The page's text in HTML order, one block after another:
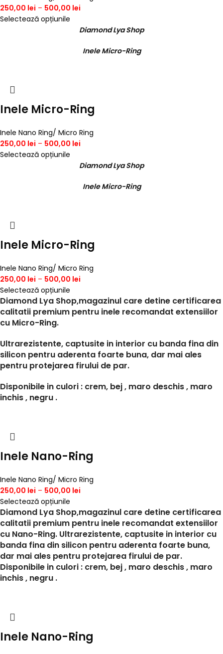
250,00 lei – 500,00 lei
Selectează opțiunile
Diamond Lya Shop
Inele Micro-Ring
Inele Micro-Ring
Inele Nano Ring/ Micro Ring
250,00 lei – 500,00 lei
Selectează opțiunile
Diamond Lya Shop
Inele Micro-Ring
Inele Micro-Ring
Inele Nano Ring/ Micro Ring
250,00 lei – 500,00 lei
Selectează opțiunile
Diamond Lya Shop,magazinul care detine certificarea
calitatii premium pentru inele recomandat extensiilor
cu Micro-Ring.
Ultrarezistente, captusite in interior cu banda fina din
silicon pentru aderenta foarte buna, dar mai ales
pentru protejarea firului de par.
Disponibile in culori : crem, bej , maro deschis , maro
inchis , negru .
Inele Nano-Ring
Inele Nano Ring/ Micro Ring
250,00 lei – 500,00 lei
Selectează opțiunile
Diamond Lya Shop,magazinul care detine certificarea
calitatii premium pentru inele recomandat extensiilor
cu Nano-Ring. Ultrarezistente, captusite in interior cu
banda fina din silicon pentru aderenta foarte buna,
dar mai ales pentru protejarea firului de par.
Disponibile in culori : crem, bej , maro deschis , maro
inchis , negru .
Inele Nano-Ring